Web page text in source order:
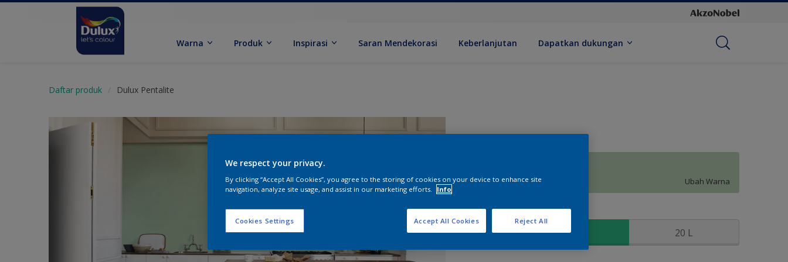
Warna Produk Inspirasi Saran Mendekorasi Keberlanjutan Dapatkan dukungan
Daftar produk Dulux Pentalite
Ubah Warna
2.5 L 20 L
We respect your privacy.
By clicking “Accept All Cookies”, you agree to the storing of cookies on your device to enhance site
navigation, analyze site usage, and assist in our marketing efforts.
Info
Cookies Settings Reject All
Accept All Cookies